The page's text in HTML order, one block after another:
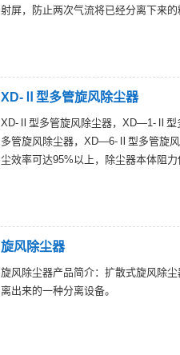
射屏，防止两次气流将已经分离下来
XD-Ⅱ型多管旋风除尘器
XD-Ⅱ型多管旋风除尘器，XD—1-Ⅱ
多管旋风除尘器，XD—6-Ⅱ型多管旋
尘效率可达95%以上，除尘器本体阻
旋风除尘器
旋风除尘器产品简介：扩散式旋风除
离出来的一种分离设备。